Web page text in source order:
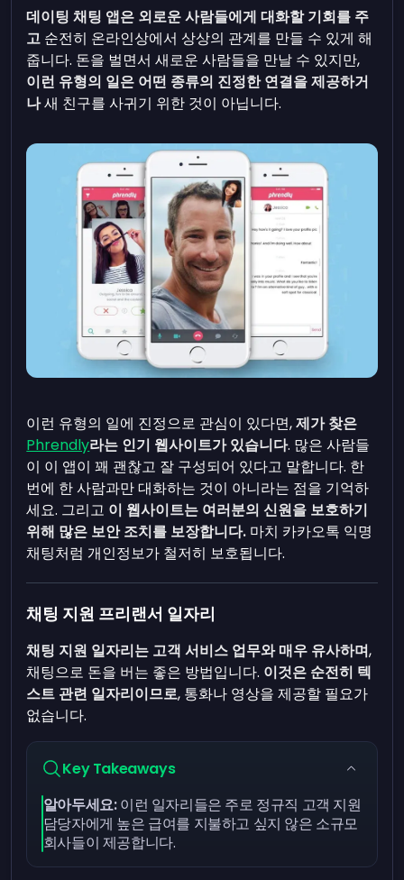
데이팅 채팅 앱은 외로운 사람들에게 대화할 기회를 주
고 순전히 온라인상에서 상상의 관계를 만들 수 있게 해
줍니다. 돈을 벌면서 새로운 사람들을 만날 수 있지만,
이런 유형의 일은 어떤 종류의 진정한 연결을 제공하거
나새 친구를 사귀기 위한 것이 아닙니다.
이런 유형의 일에 진정으로 관심이 있다면,제가 찾은
Phrendly라는 인기 웹사이트가 있습니다. 많은 사람들
이 이 앱이 꽤 괜찮고 잘 구성되어 있다고 말합니다. 한
번에 한 사람과만 대화하는 것이 아니라는 점을 기억하
세요. 그리고 이 웹사이트는 여러분의 신원을 보호하기
위해 많은 보안 조치를 보장합니다. 마치 카카오톡 익명
채팅처럼 개인정보가 철저히 보호됩니다.
채팅 지원 프리랜서 일자리
채팅 지원 일자리는 고객 서비스 업무와 매우 유사하며,
채팅으로 돈을 버는 좋은 방법입니다. 이것은 순전히 텍
스트 관련 일자리이므로, 통화나 영상을 제공할 필요가
없습니다.
Key Takeaways
알아두세요:이런 일자리들은 주로 정규직 고객 지원
담당자에게 높은 급여를 지불하고 싶지 않은 소규모
회사들이 제공합니다.